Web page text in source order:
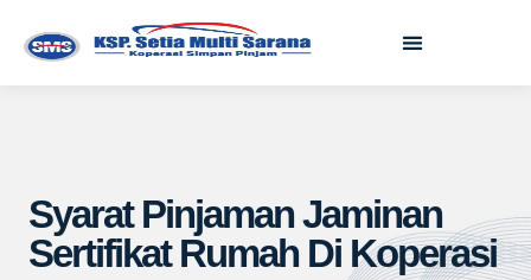
Syarat Pinjaman Jaminan
Sertifikat Rumah Di Koperasi